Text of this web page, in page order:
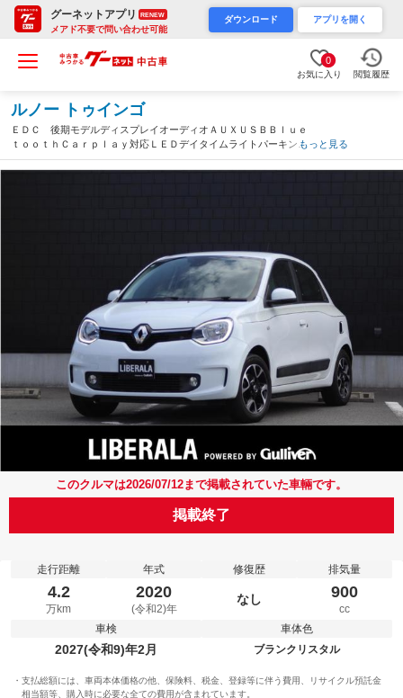
グーネットアプリ RENEW
メアド不要で問い合わせ可能
ダウンロード アプリを開く
0
お気に入り 閲覧履歴
ルノー トゥインゴ
ＥＤＣ 後期モデルディスプレイオーディオＡＵＸＵＳＢＢｌｕｅ
ｔｏｏｔｈＣａｒｐｌａｙ対応ＬＥＤデイタイムライトパーキング
センサー車線逸脱アラームアイドリングストップ１５インチアルミ
ホイールキーレスＥＴＣ（静岡県）
もっと見る
このクルマは2026/07/12まで掲載されていた車輛です。
掲載終了
走行距離
4.2
万km
年式
2020
(令和2)年
修復歴
なし
排気量
900
cc
車検
2027(令和9)年2月
車体色
ブランクリスタル
支払総額には、車両本体価格の他、保険料、税金、登録等に伴う費用、リサイクル預託金
相当額等、購入時に必要な全ての費用が含まれています。